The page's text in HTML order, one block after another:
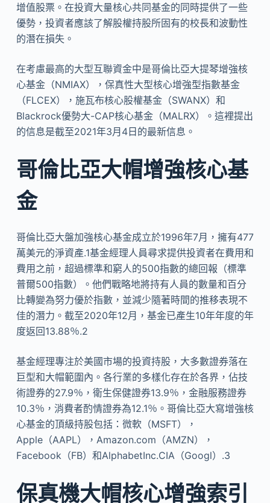
增值股票。在投資大量核心共同基金的同時提供了一些
優勢，投資者應該了解股權持股所固有的校長和波動性
的潛在損失。
在考慮最高的大型互聯資金中是哥倫比亞大提琴增強核
心基金（NMIAX），保真性大型核心增強型指數基金
（FLCEX），施瓦布核心股權基金（SWANX）和
Blackrock優勢大-CAP核心基金（MALRX）。這裡提出
的信息是截至2021年3月4日的最新信息。
哥倫比亞大帽增強核心基
金
哥倫比亞大盤加強核心基金成立於1996年7月，擁有477
萬美元的淨資產.1基金經理人員尋求提供投資者在費用和
費用之前，超過標準和窮人的500指數的總回報（標準
普爾500指數）。他們戰略地將持有人員的數量和百分
比轉變為努力優於指數，並減少隨著時間的推移表現不
佳的潛力。截至2020年12月，基金已產生10年年度的年
度返回13.88％.2
基金經理專注於美國市場的投資持股，大多數證券落在
巨型和大帽範圍內。各行業的多樣化存在於各界，佔技
術證券的27.9％，衛生保健證券13.9％，金融服務證券
10.3％，消費者酌情證券為12.1％。哥倫比亞大寫增強核
心基金的頂級持股包括：微軟（MSFT），
Apple（AAPL），Amazon.com（AMZN），
Facebook（FB）和AlphabetInc.CIA（Googl）.3
保真機大帽核心增強索引